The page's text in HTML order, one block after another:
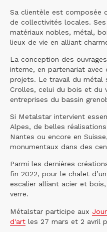
Sa clientèle est composée
de collectivités locales.
matériaux nobles, métal,
lieux de vie en alliant
La conception des
interne, en partenariat
projets. Le travail du métal
Crolles, celui du bois et du
entreprises du bassin
Si Metalstar intervient
Alpes, de belles
Nantes ou encore en
monumentaux dans des
Parmi les dernières
fin 2022, pour le chalet
escalier alliant acier et
verre.
Métalstar participe aux
d'art les 27 mars et 2 avril